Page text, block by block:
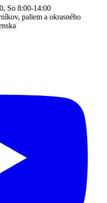
So 8:00-14:00
paliem a okrasného